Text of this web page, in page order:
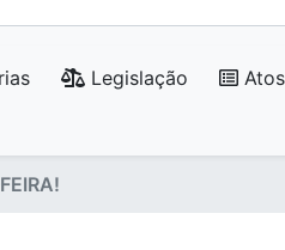
Legislação